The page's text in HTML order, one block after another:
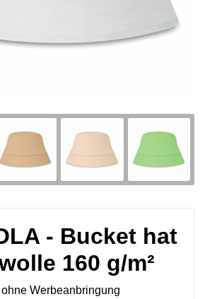
- Bucket hat
160 g/m²
ohne Werbeanbringung